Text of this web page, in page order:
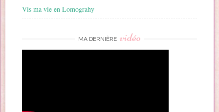
Vis ma vie en Lomograhy
MA DERNIÈRE vidéo